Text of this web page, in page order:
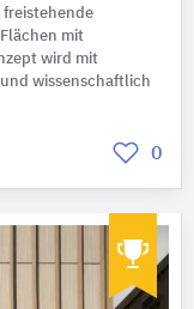
freistehende
mit
wird mit
wissenschaftlich
0